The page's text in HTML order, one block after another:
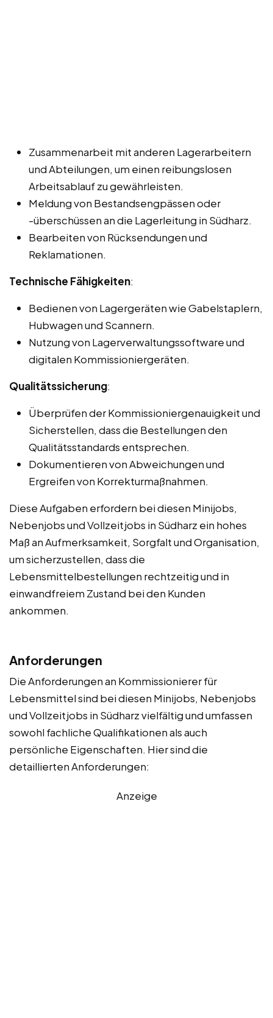
Zusammenarbeit mit anderen Lagerarbeitern
und Abteilungen, um einen reibungslosen
Arbeitsablauf zu gewährleisten.
Meldung von Bestandsengpässen oder
-überschüssen an die Lagerleitung in Südharz.
Bearbeiten von Rücksendungen und
Reklamationen.
Technische Fähigkeiten:
Bedienen von Lagergeräten wie Gabelstaplern,
Hubwagen und Scannern.
Nutzung von Lagerverwaltungssoftware und
digitalen Kommissioniergeräten.
Qualitätssicherung:
Überprüfen der Kommissioniergenauigkeit und
Sicherstellen, dass die Bestellungen den
Qualitätsstandards entsprechen.
Dokumentieren von Abweichungen und
Ergreifen von Korrekturmaßnahmen.
Diese Aufgaben erfordern bei diesen Minijobs,
Nebenjobs und Vollzeitjobs in Südharz ein hohes
Maß an Aufmerksamkeit, Sorgfalt und Organisation,
um sicherzustellen, dass die
Lebensmittelbestellungen rechtzeitig und in
einwandfreiem Zustand bei den Kunden
ankommen.
Anforderungen
Die Anforderungen an Kommissionierer für
Lebensmittel sind bei diesen Minijobs, Nebenjobs
und Vollzeitjobs in Südharz vielfältig und umfassen
sowohl fachliche Qualifikationen als auch
persönliche Eigenschaften. Hier sind die
detaillierten Anforderungen:
Anzeige